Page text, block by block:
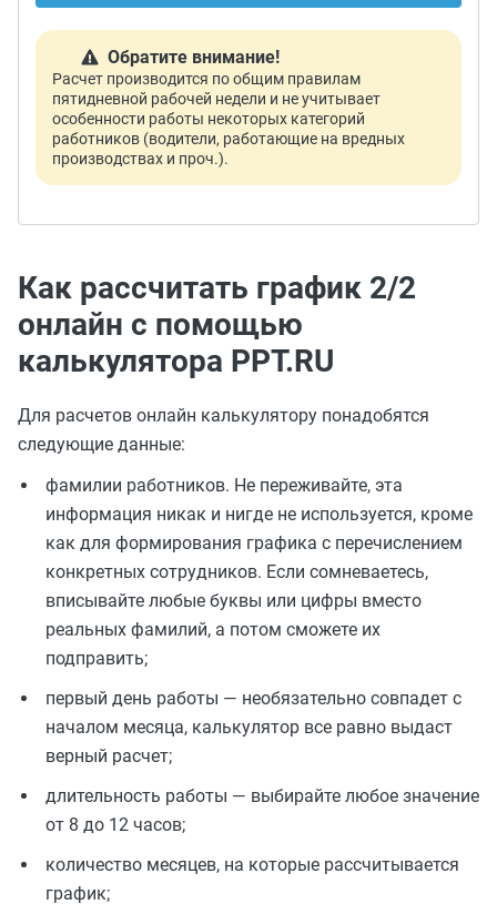
Обратите внимание!
Расчет производится по общим правилам
пятидневной рабочей недели и не учитывает
особенности работы некоторых категорий
работников (водители, работающие на вредных
производствах и проч.).
Как рассчитать график 2/2
онлайн с помощью
калькулятора PPT.RU
Для расчетов онлайн калькулятору понадобятся
следующие данные:
фамилии работников. Не переживайте, эта
информация никак и нигде не используется, кроме
как для формирования графика с перечислением
конкретных сотрудников. Если сомневаетесь,
вписывайте любые буквы или цифры вместо
реальных фамилий, а потом сможете их
подправить;
первый день работы — необязательно совпадет с
началом месяца, калькулятор все равно выдаст
верный расчет;
длительность работы — выбирайте любое значение
от 8 до 12 часов;
количество месяцев, на которые рассчитывается
график;